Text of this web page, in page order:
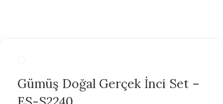
Gümüş Doğal Gerçek İnci Set –